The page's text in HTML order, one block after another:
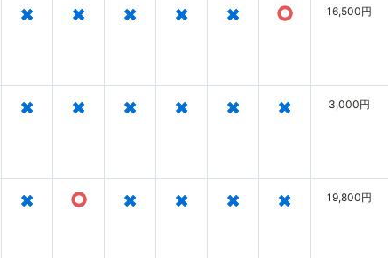
× × × × × ○ 16,500円
× × × × × × 3,000円
× ○ × × × × 19,800円